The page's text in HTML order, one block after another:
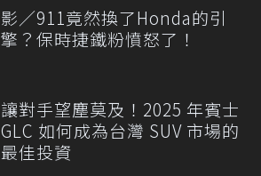
影／911竟然換了Honda的引
擎？保時捷鐵粉憤怒了！
讓對手望塵莫及！2025 年賓士
GLC 如何成為台灣 SUV 市場的
最佳投資